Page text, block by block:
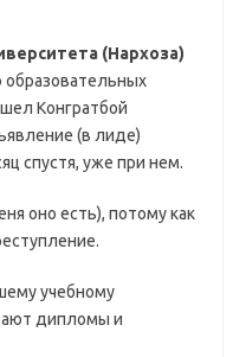
(Нархоза)
Конгратбой
(в лиде)
спустя, уже при нем.
оно есть), потому как
учебному
дипломы и